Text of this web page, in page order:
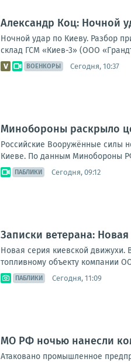
Александр Коц: Ночной
Ночной удар по Киеву. Разбор
склад ГСМ «Киев-3» (ООО
ВОЕНКОРЫ Сегодня, 10:37
Минобороны раскрыло
Российские Вооружённые силы
Киеве. По данным Минобороны
ПАБЛИКИ Сегодня, 09:12
Записки ветерана:
Новая серия киевской движухи.
топливному объекту компании
ПАБЛИКИ Сегодня, 11:09
МО РФ ночью нанесли
Атаковано промышленное